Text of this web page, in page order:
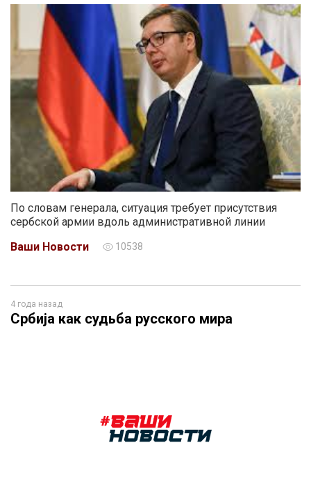
По словам генерала, ситуация требует присутствия
сербской армии вдоль административной линии
Ваши Новости
10538
4 года назад
Србија как судьба русского мира